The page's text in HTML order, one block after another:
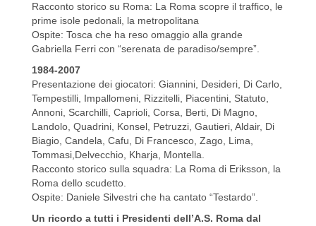
Racconto storico su Roma: La Roma scopre il traffico, le
prime isole pedonali, la metropolitana
Ospite: Tosca che ha reso omaggio alla grande
Gabriella Ferri con “serenata de paradiso/sempre”.
1984-2007
Presentazione dei giocatori: Giannini, Desideri, Di Carlo,
Tempestilli, Impallomeni, Rizzitelli, Piacentini, Statuto,
Annoni, Scarchilli, Caprioli, Corsa, Berti, Di Magno,
Landolo, Quadrini, Konsel, Petruzzi, Gautieri, Aldair, Di
Biagio, Candela, Cafu, Di Francesco, Zago, Lima,
Tommasi,Delvecchio, Kharja, Montella.
Racconto storico sulla squadra: La Roma di Eriksson, la
Roma dello scudetto.
Ospite: Daniele Silvestri che ha cantato “Testardo”.
Un ricordo a tutti i Presidenti dell’A.S. Roma dal